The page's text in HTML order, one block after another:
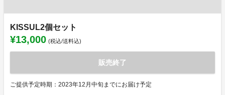
KISSUL2個セット
¥13,000 (税込/送料込)
販売終了
ご提供予定時期：2023年12月中旬までにお届け予定